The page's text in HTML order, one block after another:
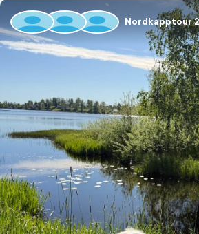
Nordkapptour